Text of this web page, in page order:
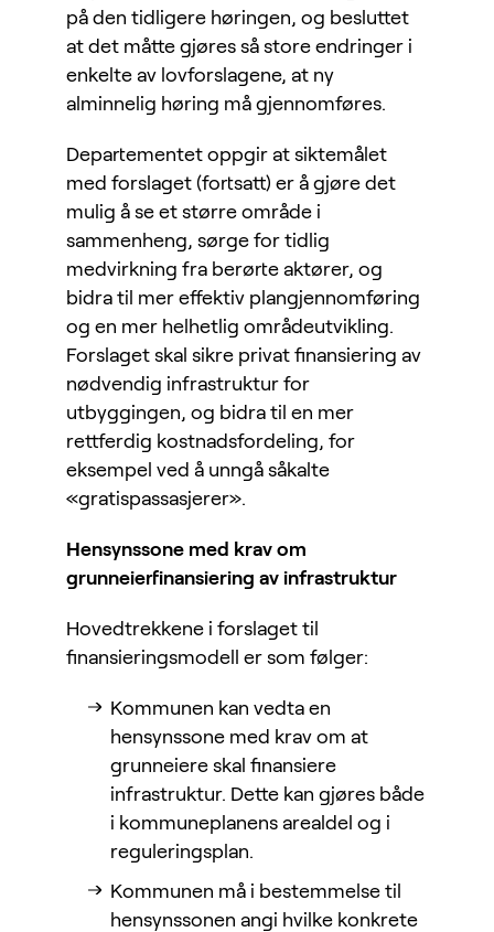
på den tidligere høringen, og besluttet
at det måtte gjøres så store endringer i
enkelte av lovforslagene, at ny
alminnelig høring må gjennomføres.
Departementet oppgir at siktemålet
med forslaget (fortsatt) er å gjøre det
mulig å se et større område i
sammenheng, sørge for tidlig
medvirkning fra berørte aktører, og
bidra til mer effektiv plangjennomføring
og en mer helhetlig områdeutvikling.
Forslaget skal sikre privat finansiering av
nødvendig infrastruktur for
utbyggingen, og bidra til en mer
rettferdig kostnadsfordeling, for
eksempel ved å unngå såkalte
«gratispassasjerer».
Hensynssone med krav om
grunneierfinansiering av infrastruktur
Hovedtrekkene i forslaget til
finansieringsmodell er som følger:
Kommunen kan vedta en
hensynssone med krav om at
grunneiere skal finansiere
infrastruktur. Dette kan gjøres både
i kommuneplanens arealdel og i
reguleringsplan.
Kommunen må i bestemmelse til
hensynssonen angi hvilke konkrete